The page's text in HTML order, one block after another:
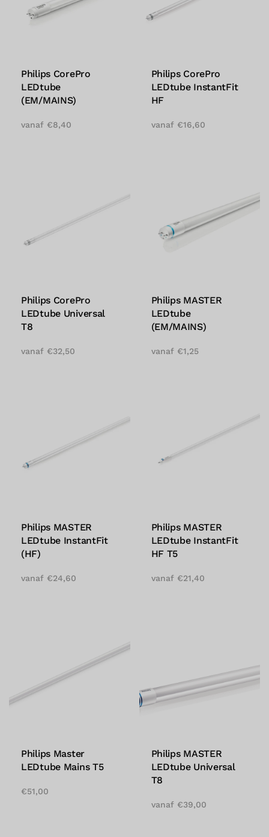
Philips CorePro
LEDtube
(EM/MAINS)
vanaf €8,40
Philips CorePro
LEDtube InstantFit
HF
vanaf €16,60
Philips CorePro
LEDtube Universal
T8
vanaf €32,50
Philips MASTER
LEDtube
(EM/MAINS)
vanaf €1,25
Philips MASTER
LEDtube InstantFit
(HF)
vanaf €24,60
Philips MASTER
LEDtube InstantFit
HF T5
vanaf €21,40
Philips Master
LEDtube Mains T5
€51,00
Philips MASTER
LEDtube Universal
T8
vanaf €39,00